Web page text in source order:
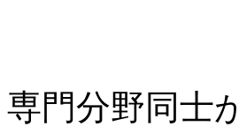
専門分野同士